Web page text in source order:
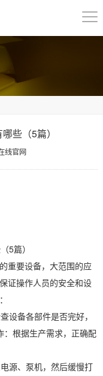
些（5篇）
线官网
要设备，大范围的应
证操作人员的安全和设
备各部件是否完好，
根据生产需求，正确配
源、泵机，然后缓慢打